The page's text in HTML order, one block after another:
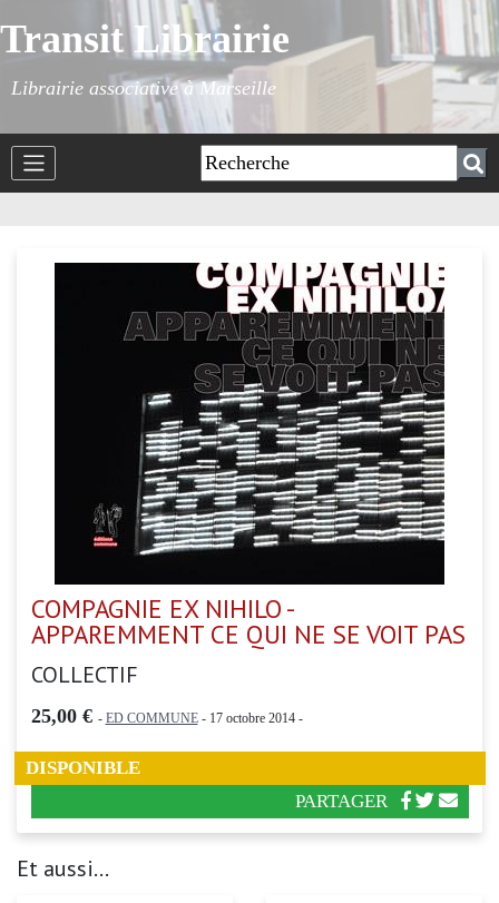
Transit Librairie
Librairie associative à Marseille
COMPAGNIE EX NIHILO -
APPAREMMENT CE QUI NE SE VOIT PAS
COLLECTIF
25,00 € - ED COMMUNE- 17 octobre 2014 -
DISPONIBLE
PARTAGER
Et aussi...